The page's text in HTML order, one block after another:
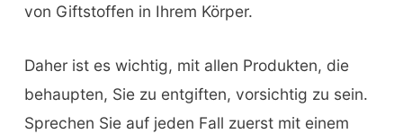
von Giftstoffen in Ihrem Körper.
Daher ist es wichtig, mit allen Produkten, die
behaupten, Sie zu entgiften, vorsichtig zu sein.
Sprechen Sie auf jeden Fall zuerst mit einem